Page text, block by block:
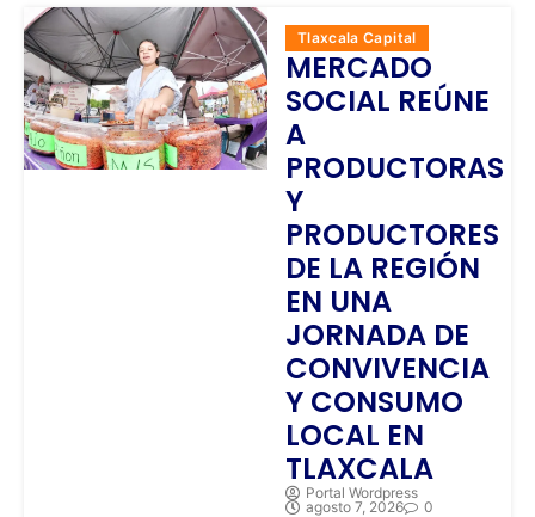
Tlaxcala Capital
MERCADO
SOCIAL REÚNE
A
PRODUCTORAS
Y
PRODUCTORES
DE LA REGIÓN
EN UNA
JORNADA DE
CONVIVENCIA
Y CONSUMO
LOCAL EN
TLAXCALA
Portal Wordpress
agosto 7, 2026
0